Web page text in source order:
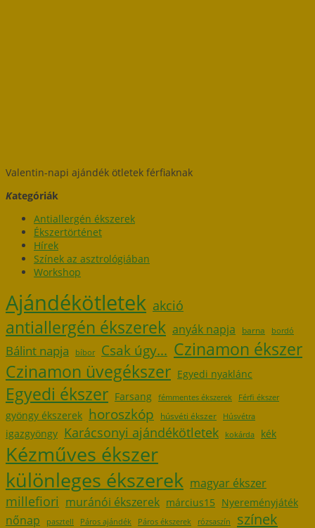
Valentin-napi ajándék ötletek férfiaknak
Kategóriák
Antiallergén ékszerek
Ékszertörténet
Hírek
Színek az asztrológiában
Workshop
Ajándékötletek akció
antiallergén ékszerek anyák napja barna bordó
Bálint napja bíbor Csak úgy... Czinamon ékszer
Czinamon üvegékszer Egyedi nyaklánc
Egyedi ékszer Farsang fémmentes ékszerek Férfi ékszer
gyöngy ékszerek horoszkóp húsvéti ékszer Húsvétra
igazgyöngy Karácsonyi ajándékötletek kokárda kék
Kézműves ékszer
különleges ékszerek magyar ékszer
millefiori muránói ékszerek március15 Nyereményjáték
nőnap pasztell Páros ajándék Páros ékszerek rózsaszín színek